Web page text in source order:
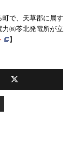
で、天草郡に属す
㈱苓北発電所が立
】